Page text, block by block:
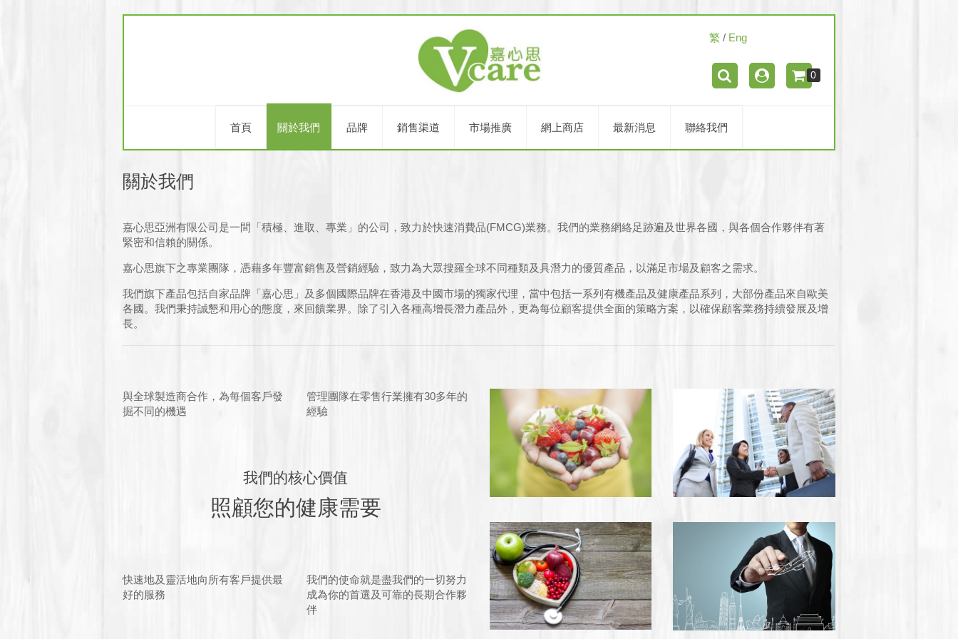
0
首頁 關於我們 品牌 銷售渠道 市場推廣 網上商店 最新消息 聯絡我們
繁 / Eng
關於我們
嘉心思亞洲有限公司是一間「積極、進取、專業」的公司，致力於快速消費品(FMCG)業務。我們的業務網絡足跡遍及世界各國，與各個合作夥伴有著
緊密和信賴的關係。
嘉心思旗下之專業團隊，憑藉多年豐富銷售及營銷經驗，致力為大眾搜羅全球不同種類及具潛力的優質產品，以滿足市場及顧客之需求。
我們旗下產品包括自家品牌「嘉心思」及多個國際品牌在香港及中國市場的獨家代理，當中包括一系列有機產品及健康產品系列，大部份產品來自歐美
各國。我們秉持誠懇和用心的態度，來回饋業界。除了引入各種高增長潛力產品外，更為每位顧客提供全面的策略方案，以確保顧客業務持續發展及增
長。
與全球製造商合作，為每個客戶發
掘不同的機遇
管理團隊在零售行業擁有30多年的
經驗
我們的核心價值
照顧您的健康需要
快速地及靈活地向所有客戶提供最
好的服務
我們的使命就是盡我們的一切努力
成為你的首選及可靠的長期合作夥
伴